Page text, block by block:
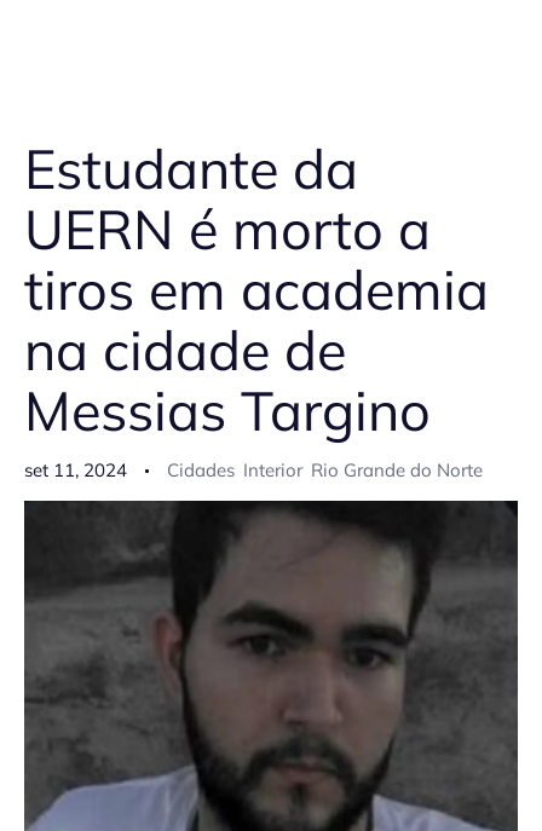
Estudante da
UERN é morto a
tiros em academia
na cidade de
Messias Targino
set 11, 2024 Cidades Interior Rio Grande do Norte